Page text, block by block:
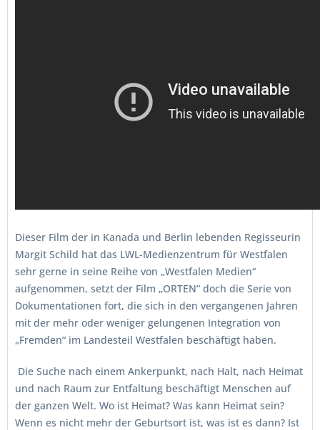
Dieser Film der in Kanada und Berlin lebenden Regisseurin
Margit Schild hat das LWL-Medienzentrum für Westfalen
sehr gerne in seine Reihe von „Westfalen Medien“
aufgenommen, setzt der Film „ORTEN“ doch die Serie von
Dokumentationen fort, die sich in den vergangenen Jahren
mit der mehr oder weniger gelungenen Integration von
„Fremden“ im Landesteil Westfalen beschäftigt haben.
Die Suche nach einem Ankerpunkt, nach Halt, nach Heimat
und nach Raum zur Entfaltung beschäftigt Menschen auf
der ganzen Welt. Wo ist Heimat? Was kann Heimat sein?
Wenn es nicht mehr der Geburtsort ist, was ist es dann? Ist